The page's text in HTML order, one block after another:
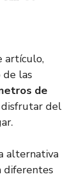
artículo,
de las
de
disfrutar del
alternativa
diferentes